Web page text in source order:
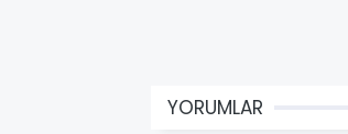
YORUMLAR